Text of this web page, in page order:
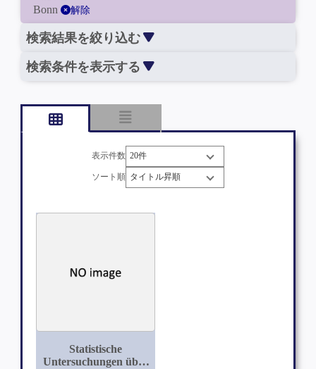
Bonn
解除
検索結果を絞り込む
検索条件を表示する
表示件数
ソート順
Statistische
Untersuchungen über